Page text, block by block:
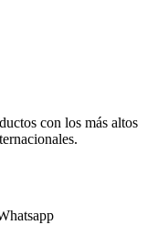
con los más altos